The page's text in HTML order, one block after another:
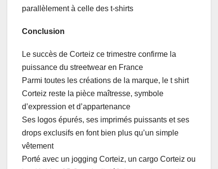
parallèlement à celle des t-shirts
Conclusion
Le succès de Corteiz ce trimestre confirme la
puissance du streetwear en France
Parmi toutes les créations de la marque, le t shirt
Corteiz reste la pièce maîtresse, symbole
d’expression et d’appartenance
Ses logos épurés, ses imprimés puissants et ses
drops exclusifs en font bien plus qu’un simple
vêtement
Porté avec un jogging Corteiz, un cargo Corteiz ou